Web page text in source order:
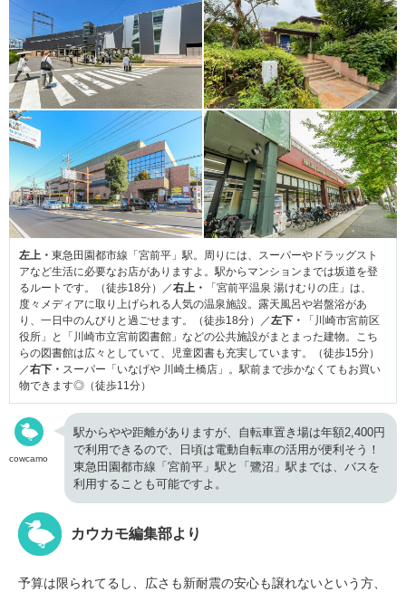
左上・ 東急田園都市線「宮前平」駅。周りには、スーパーやドラッグスト
アなど生活に必要なお店がありますよ。駅からマンションまでは坂道を登
るルートです。（徒歩18分）／右上・
「宮前平温泉 湯けむりの庄」は、
度々メディアに取り上げられる人気の温泉施設。露天風呂や岩盤浴があ
り、一日中のんびりと過ごせます。（徒歩18分）／左下・
「川崎市宮前区
役所」と「川崎市立宮前図書館」などの公共施設がまとまった建物。こち
らの図書館は広々としていて、児童図書も充実しています。（徒歩15分）
／右下・ スーパー「いなげや 川崎土橋店」。駅前まで歩かなくてもお買い
物できます◎（徒歩11分）
cowcamo
駅からやや距離がありますが、自転車置き場は年額2,400円
で利用できるので、日頃は電動自転車の活用が便利そう！
東急田園都市線「宮前平」駅と「鷺沼」駅までは、バスを
利用することも可能ですよ。
カウカモ編集部より
予算は限られてるし、広さも新耐震の安心も譲れないという方、